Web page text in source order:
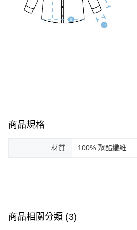
商品規格
材質 100% 聚酯纖維
商品相關分類 (3)